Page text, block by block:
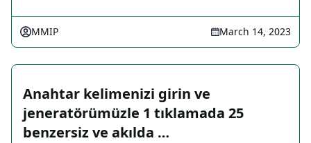
MMIP March 14, 2023
Anahtar kelimenizi girin ve
jeneratörümüzle 1 tıklamada 25
benzersiz ve akılda …